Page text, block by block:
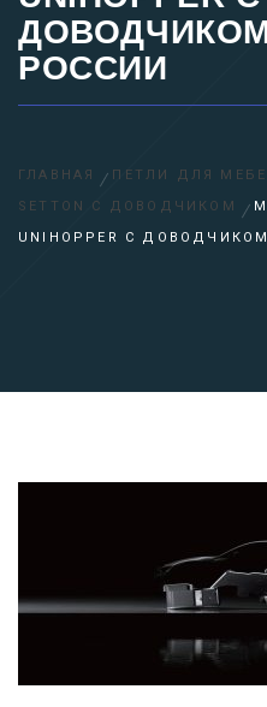
РОССИИ
ГЛАВНАЯ ПЕТЛИ ДЛЯ
SETTON С ДОВОДЧИКОМ
UNIHOPPER С